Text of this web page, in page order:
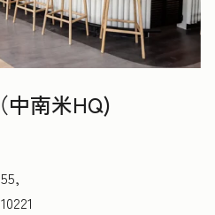
中南米HQ)